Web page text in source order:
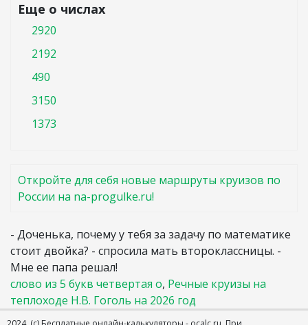
Еще о числах
2920
2192
490
3150
1373
Откройте для себя новые маршруты круизов по
России на na-progulke.ru!
- Доченька, почему у тебя за задачу по математике
стоит двойка? - спросила мать второклассницы. -
Мне ее папа решал!
слово из 5 букв четвертая о, Речные круизы на
теплоходе Н.В. Гоголь на 2026 год